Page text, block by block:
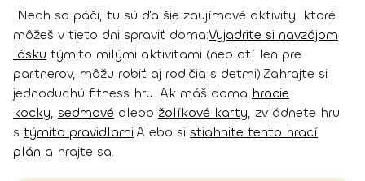
Nech sa páči, tu sú ďalšie zaujímavé aktivity, ktoré
môžeš v tieto dni spraviť doma:Vyjadrite si navzájom
lásku týmito milými aktivitami (neplatí len pre
partnerov, môžu robiť aj rodičia s deťmi).Zahrajte si
jednoduchú fitness hru. Ak máš doma hracie
kocky, sedmové alebo žolíkové karty, zvládnete hru
s týmito pravidlami.Alebo si stiahnite tento hrací
plán a hrajte sa.